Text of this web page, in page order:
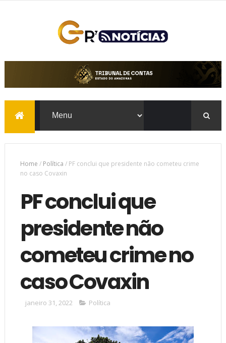
Home / Política / PF conclui que presidente não cometeu crime
no caso Covaxin
PF conclui que
presidente não
cometeu crime no
caso Covaxin
janeiro 31, 2022 Política